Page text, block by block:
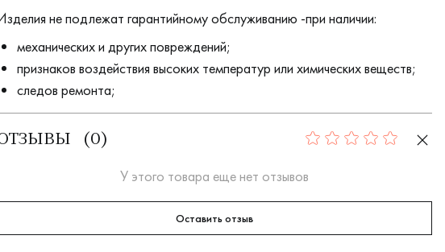
не подлежат гарантийному обслуживанию -при наличии:
механических и других повреждений;
признаков воздействия высоких температур или химических веществ;
следов ремонта;
( 0 ) 0
У этого товара еще нет отзывов
Оставить отзыв